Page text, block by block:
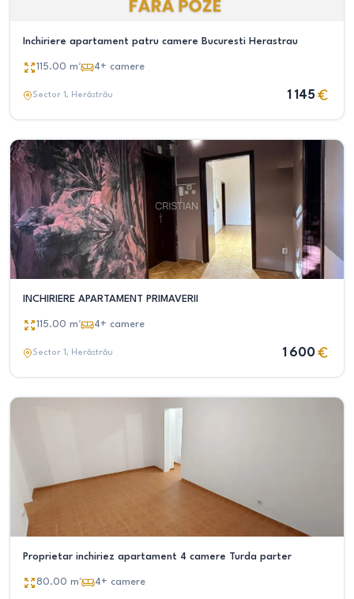
Inchiriere apartament patru camere Bucuresti Herastrau
115.00 m² 4+ camere
Sector 1, Herăstrău 1 145
INCHIRIERE APARTAMENT PRIMAVERII
115.00 m² 4+ camere
Sector 1, Herăstrău 1 600
Proprietar inchiriez apartament 4 camere Turda parter
80.00 m² 4+ camere